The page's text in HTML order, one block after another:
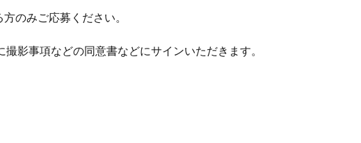
のみご応募ください。
影事項などの同意書などにサインいただきます。